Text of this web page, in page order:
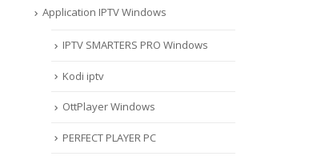
Application IPTV Windows
IPTV SMARTERS PRO Windows
Kodi iptv
OttPlayer Windows
PERFECT PLAYER PC